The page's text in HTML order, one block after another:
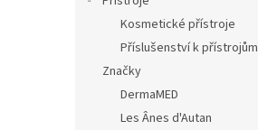
Kosmetické přístroje
Příslušenství k přístrojům
Značky
DermaMED
Les Ânes d'Autan